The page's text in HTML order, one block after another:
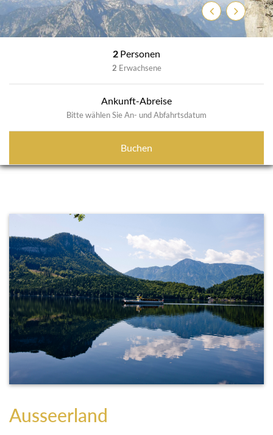
ZurückWeiter
2 Personen
2 Erwachsene
Ankunft-Abreise
Bitte wählen Sie An- und Abfahrtsdatum
Buchen
Ausseerland